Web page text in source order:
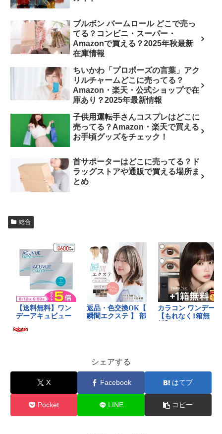
ブルボン バームロール どこで売っ
てる？コンビニ・スーパー・
Amazonで買える？2025年秋最新
在庫情報
ちいかわ「プロポーズの言葉」アク
リルチャームどこに売ってる？
Amazon・楽天・公式ショップで在
庫あり？2025年最新情報
子供用運転手さんコスプレはどこに
売ってる？Amazon・楽天で買える
お手頃グッズをチェック！
首サポーターはどこに売ってる？ド
ラッグストアや通販で買える場所ま
とめ
総合
シェアする
X Facebook はてブ
Pocket LINE コピー